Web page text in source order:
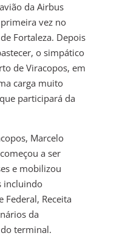
da Airbus
vez no
Fortaleza. Depois
o simpático
de Viracopos, em
carga muito
participará da
Marcelo
a ser
e mobilizou
incluindo
Federal, Receita
da
terminal.